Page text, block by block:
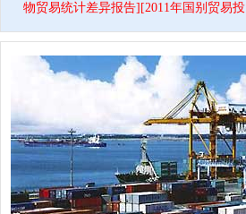
物贸易统计差异报告][2011年国别贸易